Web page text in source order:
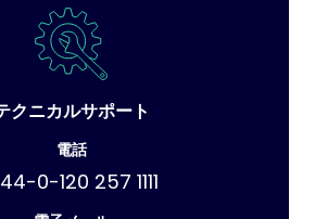
クニカルサポート
電話
0-120 257 1111